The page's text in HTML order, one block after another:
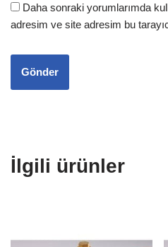
Daha sonraki yorumlarımda
adresim ve site adresim bu
İlgili ürünler